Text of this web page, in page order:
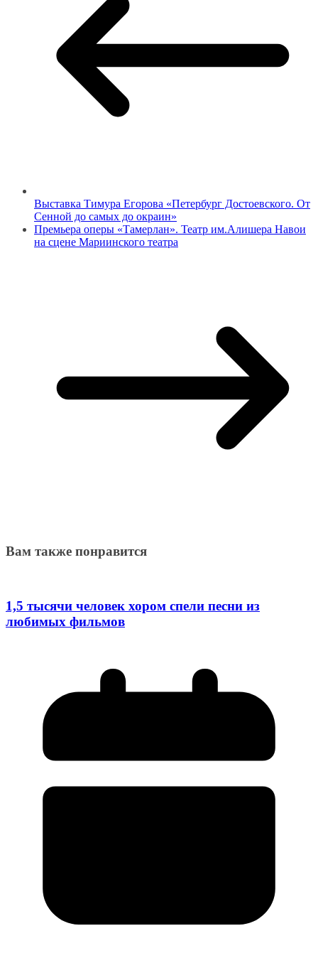
Выставка Тимура Егорова «Петербург Достоевского. От
Сенной до самых до окраин»
Премьера оперы «Тамерлан». Театр им.Алишера Навои
на сцене Мариинского театра
Вам также понравится
1,5 тысячи человек хором спели песни из
любимых фильмов